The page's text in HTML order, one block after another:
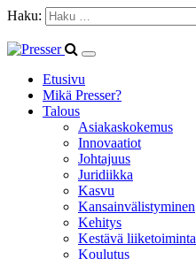
Haku:
Etusivu
Mikä Presser?
Talous
Asiakaskokemus
Innovaatiot
Johtajuus
Juridiikka
Kasvu
Kansainvälistyminen
Kehitys
Kestävä liiketoiminta
Koulutus